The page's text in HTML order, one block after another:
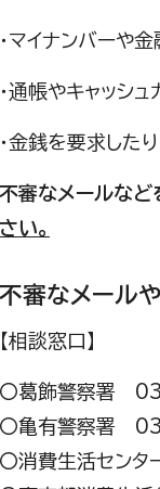
・マイナンバーや
・通帳やキャッシ
・金銭を要求した
不審なメールなど
さい。
不審なメール
【相談窓口】
〇葛飾警察署
〇亀有警察署
〇消費生活セン